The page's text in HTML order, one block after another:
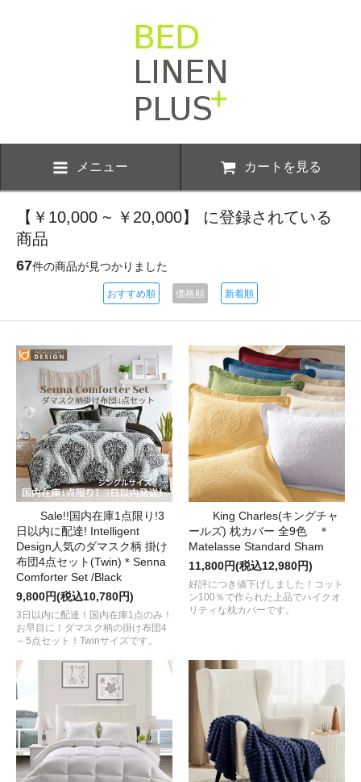
メニュー カートを見る
【￥10,000 ~ ￥20,000】 に登録されている
商品
67件の商品が見つかりました
おすすめ順 価格順 新着順
Sale!!国内在庫1点限り!3
日以内に配達! Intelligent
Design人気のダマスク柄 掛け
布団4点セット(Twin)＊Senna
Comforter Set /Black
9,800円(税込10,780円)
3日以内に配達！国内在庫1点のみ！
お早目に！ダマスク柄の掛け布団4
～5点セット！Twinサイズです。
King Charles(キングチャ
ールズ) 枕カバー 全9色 ＊
Matelasse Standard Sham
11,800円(税込12,980円)
好評につき値下げしました！コット
ン100％で作られた上品でハイクオ
リティな枕カバーです。